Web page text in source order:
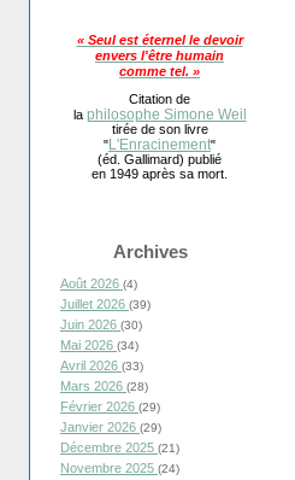
« Seul est éternel le devoir
envers l'être humain
comme tel. »
Citation de
la philosophe Simone Weil
tirée de son livre
"L'Enracinement"
(éd. Gallimard) publié
en 1949 après sa mort.
Archives
Août 2026 (4)
Juillet 2026 (39)
Juin 2026 (30)
Mai 2026 (34)
Avril 2026 (33)
Mars 2026 (28)
Février 2026 (29)
Janvier 2026 (29)
Décembre 2025 (21)
Novembre 2025 (24)